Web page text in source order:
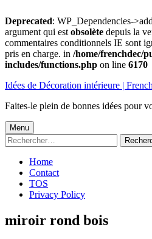
Deprecated: WP_Dependencies-
argument qui est obsolète depuis la
commentaires conditionnels IE sont
pris en charge. in /home/frenchdec/
includes/functions.php on line 6170
au
Idées de Décoration intérieure |
Faites-le plein de bonnes idées pour
Menu
principal
Menu
Rechercher :
Home
Contact
TOS
Privacy Policy
miroir rond bois